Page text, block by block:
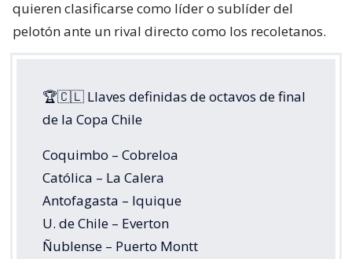
quieren clasificarse como líder o sublíder del
pelotón ante un rival directo como los recoletanos.
🏆🇨🇱 Llaves definidas de octavos de final
de la Copa Chile
Coquimbo – Cobreloa
Católica – La Calera
Antofagasta – Iquique
U. de Chile – Everton
Ñublense – Puerto Montt